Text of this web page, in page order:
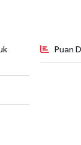
Puan